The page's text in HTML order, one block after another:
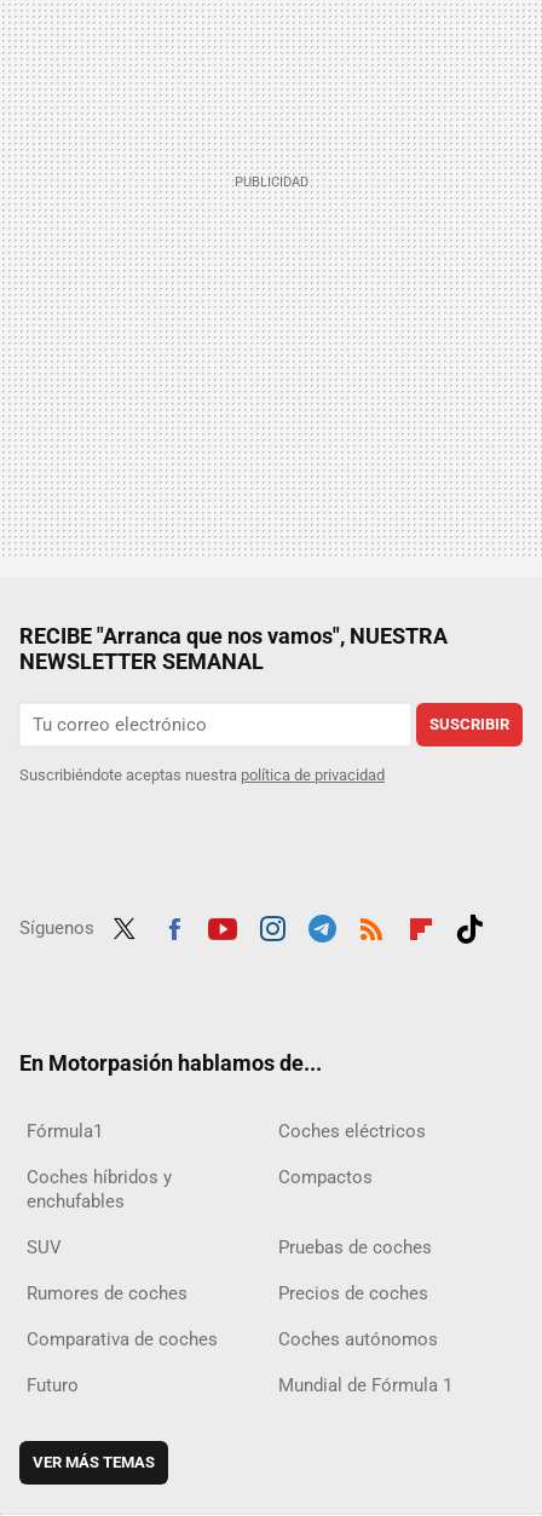
RECIBE "Arranca que nos vamos", NUESTRA
NEWSLETTER SEMANAL
SUSCRIBIR
Suscribiéndote aceptas nuestra política de privacidad
Síguenos
En Motorpasión hablamos de...
Fórmula1 Coches eléctricos
Coches híbridos y
enchufables
Compactos
SUV Pruebas de coches
Rumores de coches Precios de coches
Comparativa de coches Coches autónomos
Futuro Mundial de Fórmula 1
VER MÁS TEMAS